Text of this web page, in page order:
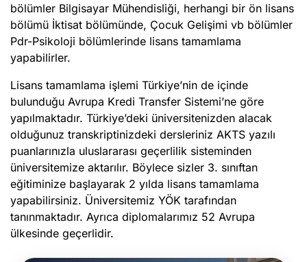
bölümler Bilgisayar Mühendisliği, herhangi bir ön lisans
bölümü İktisat bölümünde, Çocuk Gelişimi vb bölümler
Pdr-Psikoloji bölümlerinde lisans tamamlama
yapabilirler.
Lisans tamamlama işlemi Türkiye’nin de içinde
bulunduğu Avrupa Kredi Transfer Sistemi’ne göre
yapılmaktadır. Türkiye’deki üniversitenizden alacak
olduğunuz transkriptinizdeki dersleriniz AKTS yazılı
puanlarınızla uluslararası geçerlilik sisteminden
üniversitemize aktarılır. Böylece sizler 3. sınıftan
eğitiminize başlayarak 2 yılda lisans tamamlama
yapabilirsiniz. Üniversitemiz YÖK tarafından
tanınmaktadır. Ayrıca diplomalarımız 52 Avrupa
ülkesinde geçerlidir.